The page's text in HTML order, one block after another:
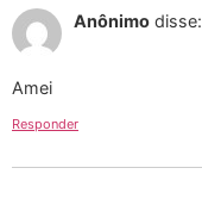
Anônimo disse:
Amei
Responder